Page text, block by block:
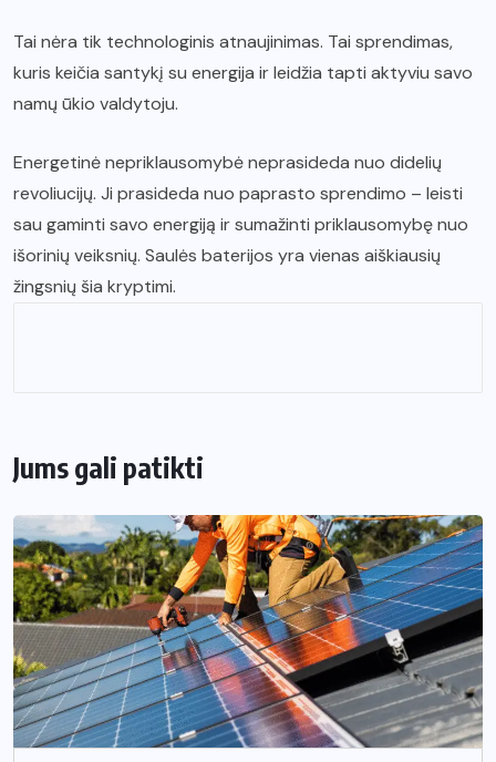
Tai nėra tik technologinis atnaujinimas. Tai sprendimas,
kuris keičia santykį su energija ir leidžia tapti aktyviu savo
namų ūkio valdytoju.
Energetinė nepriklausomybė neprasideda nuo didelių
revoliucijų. Ji prasideda nuo paprasto sprendimo – leisti
sau gaminti savo energiją ir sumažinti priklausomybę nuo
išorinių veiksnių. Saulės baterijos yra vienas aiškiausių
žingsnių šia kryptimi.
Jums gali patikti